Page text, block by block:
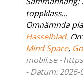
toppklass...
Omnämnda
Hasselblad.
Mind Space,
mobil.se -
- Datum: 2026-